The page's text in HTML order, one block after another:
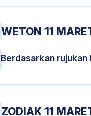
WETON 11
Berdasarkan
ZODIAK 11